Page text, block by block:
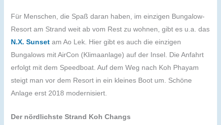
Für Menschen, die Spaß daran haben, im einzigen Bungalow-
Resort am Strand weit ab vom Rest zu wohnen, gibt es u.a. das
N.X. Sunsetam Ao Lek. Hier gibt es auch die einzigen
Bungalows mit AirCon (Klimaanlage) auf der Insel. Die Anfahrt
erfolgt mit dem Speedboat. Auf dem Weg nach Koh Phayam
steigt man vor dem Resort in ein kleines Boot um. Schöne
Anlage erst 2018 modernisiert.
Der nördlichste Strand Koh Changs